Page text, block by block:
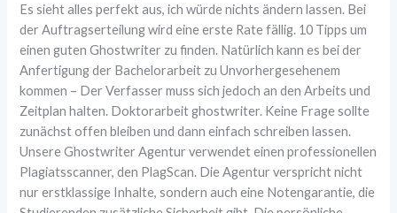
Es sieht alles perfekt aus, ich würde nichts ändern lassen. Bei
der Auftragserteilung wird eine erste Rate fällig. 10 Tipps um
einen guten Ghostwriter zu finden. Natürlich kann es bei der
Anfertigung der Bachelorarbeit zu Unvorhergesehenem
kommen – Der Verfasser muss sich jedoch an den Arbeits und
Zeitplan halten. Doktorarbeit ghostwriter. Keine Frage sollte
zunächst offen bleiben und dann einfach schreiben lassen.
Unsere Ghostwriter Agentur verwendet einen professionellen
Plagiatsscanner, den PlagScan. Die Agentur verspricht nicht
nur erstklassige Inhalte, sondern auch eine Notengarantie, die